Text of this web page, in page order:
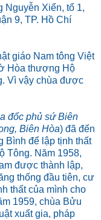
Xiển, tổ 1,
9, TP. Hồ Chí
giáo Nam tông Việt
Hòa thượng Hộ
Vì vậy chùa được
đốc phủ sứ Biên
Biên Hòa) đã đến
Bình để lập tịnh thất
Tông. Năm 1958,
được thành lập,
thống đầu tiên, cư
thất của mình cho
1959, chùa Bửu
xuất gia, pháp